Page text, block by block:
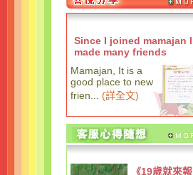
Since I joined mamajan I
made many friends
Mamajan, It is a
good place to new
frien...
(詳全文)
《19歲就來報